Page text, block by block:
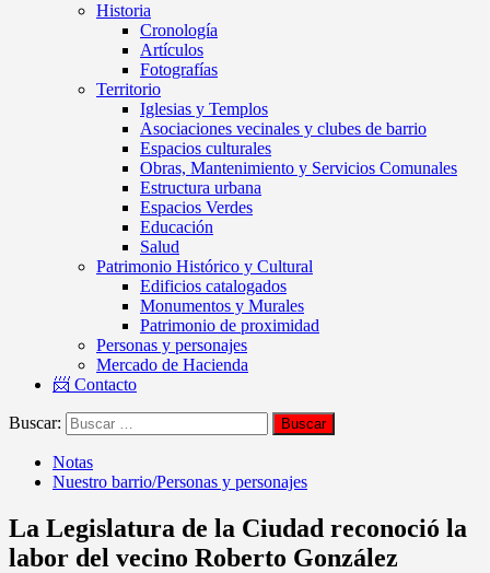
Historia
Cronología
Artículos
Fotografías
Territorio
Iglesias y Templos
Asociaciones vecinales y clubes de barrio
Espacios culturales
Obras, Mantenimiento y Servicios Comunales
Estructura urbana
Espacios Verdes
Educación
Salud
Patrimonio Histórico y Cultural
Edificios catalogados
Monumentos y Murales
Patrimonio de proximidad
Personas y personajes
Mercado de Hacienda
📨 Contacto
Buscar:
Notas
Nuestro barrio/Personas y personajes
La Legislatura de la Ciudad reconoció la
labor del vecino Roberto González